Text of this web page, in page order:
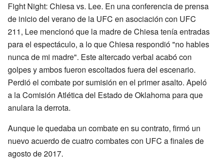
Fight Night: Chiesa vs. Lee. En una conferencia de prensa
de inicio del verano de la UFC en asociación con UFC
211, Lee mencionó que la madre de Chiesa tenía entradas
para el espectáculo, a lo que Chiesa respondió "no hables
nunca de mi madre". Este altercado verbal acabó con
golpes y ambos fueron escoltados fuera del escenario.
Perdió el combate por sumisión en el primer asalto. Apeló
a la Comisión Atlética del Estado de Oklahoma para que
anulara la derrota.
Aunque le quedaba un combate en su contrato, firmó un
nuevo acuerdo de cuatro combates con UFC a finales de
agosto de 2017.